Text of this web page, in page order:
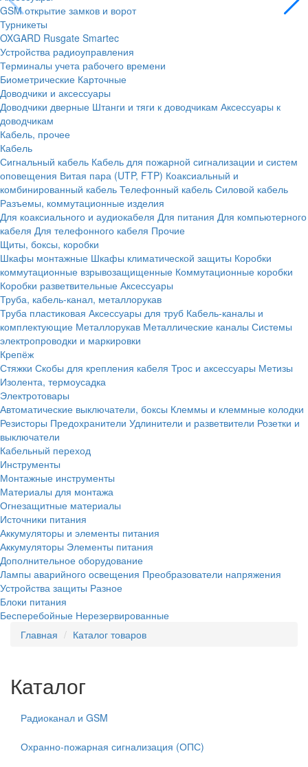
GSM открытие замков и ворот
Турникеты
OXGARD Rusgate Smartec
Устройства радиоуправления
Терминалы учета рабочего времени
Биометрические Карточные
Доводчики и аксессуары
Доводчики дверные Штанги и тяги к доводчикам Аксессуары к
доводчикам
Кабель, прочее
Кабель
Сигнальный кабель Кабель для пожарной сигнализации и систем
оповещения Витая пара (UTP, FTP) Коаксиальный и
комбинированный кабель Телефонный кабель Силовой кабель
Разъемы, коммутационные изделия
Для коаксиального и аудиокабеля Для питания Для компьютерного
кабеля Для телефонного кабеля Прочие
Щиты, боксы, коробки
Шкафы монтажные Шкафы климатической защиты Коробки
коммутационные взрывозащищенные Коммутационные коробки
Коробки разветвительные Аксессуары
Труба, кабель-канал, металлорукав
Труба пластиковая Аксессуары для труб Кабель-каналы и
комплектующие Металлорукав Металлические каналы Системы
электропроводки и маркировки
Крепёж
Стяжки Скобы для крепления кабеля Трос и аксессуары Метизы
Изолента, термоусадка
Электротовары
Автоматические выключатели, боксы Клеммы и клеммные колодки
Резисторы Предохранители Удлинители и разветвители Розетки и
выключатели
Кабельный переход
Инструменты
Монтажные инструменты
Материалы для монтажа
Огнезащитные материалы
Источники питания
Аккумуляторы и элементы питания
Аккумуляторы Элементы питания
Дополнительное оборудование
Лампы аварийного освещения Преобразователи напряжения
Устройства защиты Разное
Блоки питания
Бесперебойные Нерезервированные
Главная
Каталог товаров
Каталог
Радиоканал и GSM
Охранно-пожарная сигнализация (ОПС)